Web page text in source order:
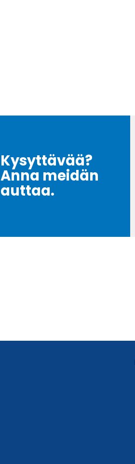
Kysyttävää?
Anna meidän
auttaa.